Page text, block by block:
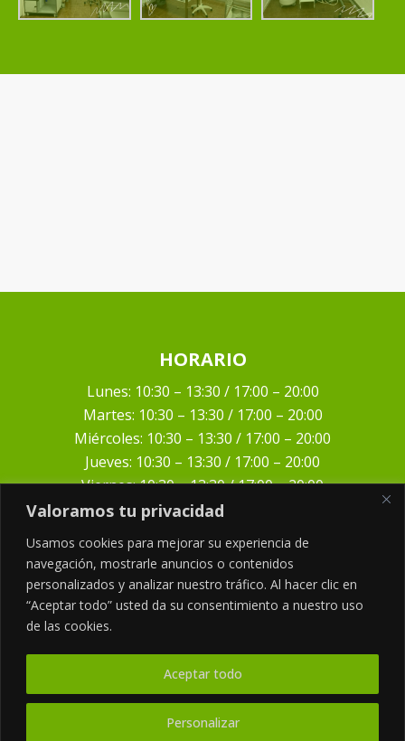
Valoramos tu privacidad
Usamos cookies para mejorar su experiencia de
navegación, mostrarle anuncios o contenidos
personalizados y analizar nuestro tráfico. Al hacer clic en
“Aceptar todo” usted da su consentimiento a nuestro uso
de las cookies.
Personalizar
Aceptar todo
HORARIO
Lunes: 10:30 – 13:30 / 17:00 – 20:00
Martes: 10:30 – 13:30 / 17:00 – 20:00
Miércoles: 10:30 – 13:30 / 17:00 – 20:00
Jueves: 10:30 – 13:30 / 17:00 – 20:00
Viernes: 10:30 – 13:30 / 17:00 – 20:00
cvsanmiguelsonse@hotmail.com
925960226|600487660